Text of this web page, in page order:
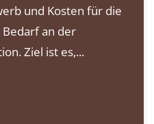
und Kosten für die
an der
Ziel ist es,...